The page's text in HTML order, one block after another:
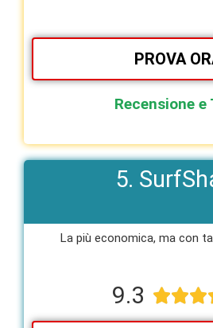
PROVA
Recensione e
5.
La più economica, ma con
9.3 